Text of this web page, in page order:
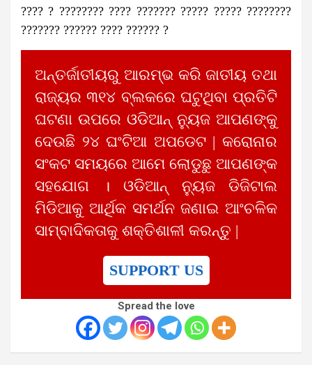
???? ? ???????? ???? ??????? ????? ????? ????????
??????? ?????? ???? ?????? ?
ଅନ୍ତର୍ଜାତୀୟରୁ ଆରମ୍ଭ କରି ଜାତୀୟ ତଥା
ରାଜ୍ୟର ୩୧୪ ବ୍ଲକରେ ଘଟୁଥିବା ପ୍ରତିଟି
ଘଟଣା ଉପରେ ଓଡିଆନ୍ ନ୍ୟୁଜ ଆପଣଙ୍କୁ
ଦେଉଛି ୨୪ ଘଂଟିଆ ଅପଡେଟ | କରୋନାର
ସଂକଟ ସମୟରେ ଆମେ ଲୋଡୁଛୁ ଆପଣଙ୍କ
ସହଯୋଗ । ଓଡିଆନ୍ ନ୍ୟୁଜ ଡିଜିଟାଲ
ମିଡିଆକୁ ଆର୍ଥିକ ସମର୍ଥନ ଜଣାଇ ଆଂଚଳିକ
ସାମ୍ବାଦିକତାକୁ ଶକ୍ତିଶାଳୀ କରନ୍ତୁ |
SUPPORT US
Spread the love